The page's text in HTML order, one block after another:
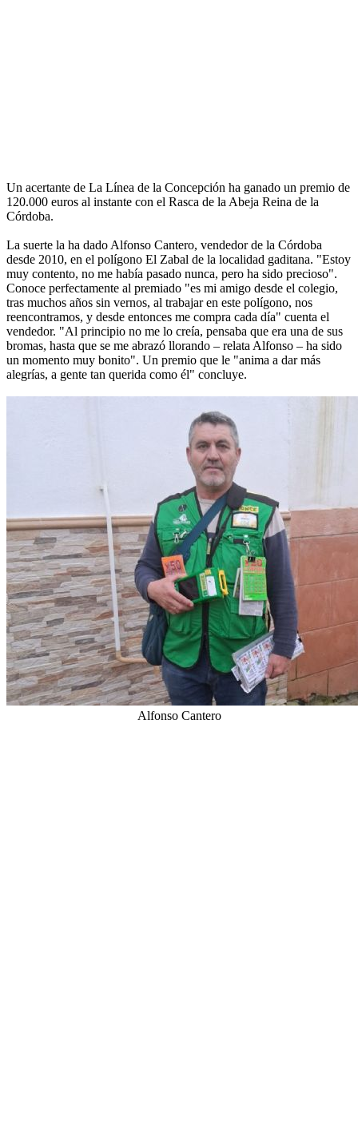
Un acertante de La Línea de la Concepción ha ganado un premio de
120.000 euros al instante con el Rasca de la Abeja Reina de la
Córdoba.
La suerte la ha dado Alfonso Cantero, vendedor de la Córdoba
desde 2010, en el polígono El Zabal de la localidad gaditana. "Estoy
muy contento, no me había pasado nunca, pero ha sido precioso".
Conoce perfectamente al premiado "es mi amigo desde el colegio,
tras muchos años sin vernos, al trabajar en este polígono, nos
reencontramos, y desde entonces me compra cada día" cuenta el
vendedor. "Al principio no me lo creía, pensaba que era una de sus
bromas, hasta que se me abrazó llorando – relata Alfonso – ha sido
un momento muy bonito". Un premio que le "anima a dar más
alegrías, a gente tan querida como él" concluye.
Alfonso Cantero